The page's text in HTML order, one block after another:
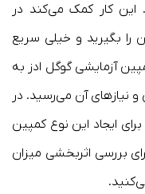
این کار کمک می‌کند در
بگیرید و خیلی سریع
آزمایشی گوگل ادز به
نیازهای آن می‌رسید. در
ایجاد این نوع کمپین
بررسی اثربخشی میزان